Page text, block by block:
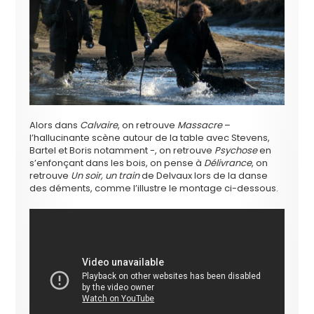
Alors dans Calvaire, on retrouve Massacre–
l’hallucinante scène autour de la table avec Stevens,
Bartel et Boris notamment -, on retrouve Psychoseen
s’enfonçant dans les bois, on pense à Délivrance, on
retrouve Un soir, un trainde Delvaux lors de la danse
des déments, comme l’illustre le montage ci-dessous.